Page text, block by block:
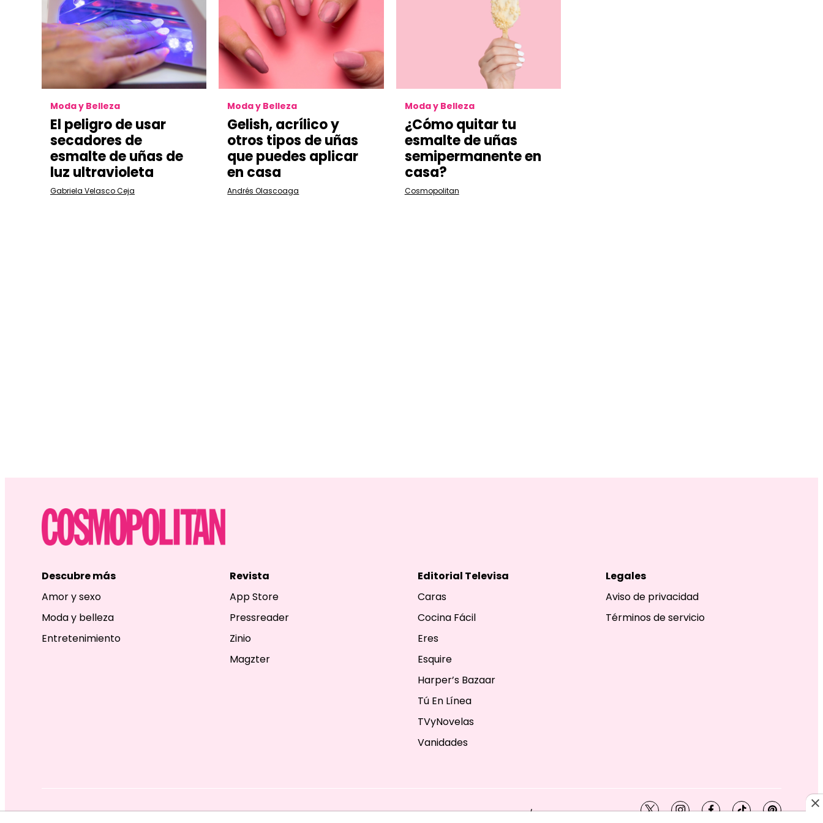
Moda y Belleza
El peligro de usar
secadores de
esmalte de uñas de
luz ultravioleta
Gabriela Velasco Ceja
Moda y Belleza
Gelish, acrílico y
otros tipos de uñas
que puedes aplicar
en casa
Andrés Olascoaga
Moda y Belleza
¿Cómo quitar tu
esmalte de uñas
semipermanente en
casa?
Cosmopolitan
Descubre más
Amor y sexo
Moda y belleza
Entretenimiento
Revista
App Store
Pressreader
Zinio
Magzter
Editorial Televisa
Caras
Cocina Fácil
Eres
Esquire
Harper’s Bazaar
Tú En Línea
TVyNovelas
Vanidades
Legales
Aviso de privacidad
Términos de servicio
EDITORIAL TELEVISA S.A. DE C.V. TODOS LOS DERECHOS RESERVADOS. TBG - EDITORIAL TELEVISA - LIFESTYLES - BEAUTY / FASHION twitterinstagramfacebook
tiktokpinterest